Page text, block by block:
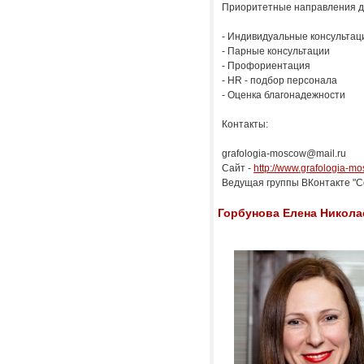
Приоритетные направления
- Индивидуальные
- Парные консультации
- Профориентация
- HR - подбор персонала
- Оценка благонадежности
Контакты:
grafologia-moscow@mail.ru
Сайт - http://www.grafologia-
Ведущая группы ВКонтакте
Горбунова Елена